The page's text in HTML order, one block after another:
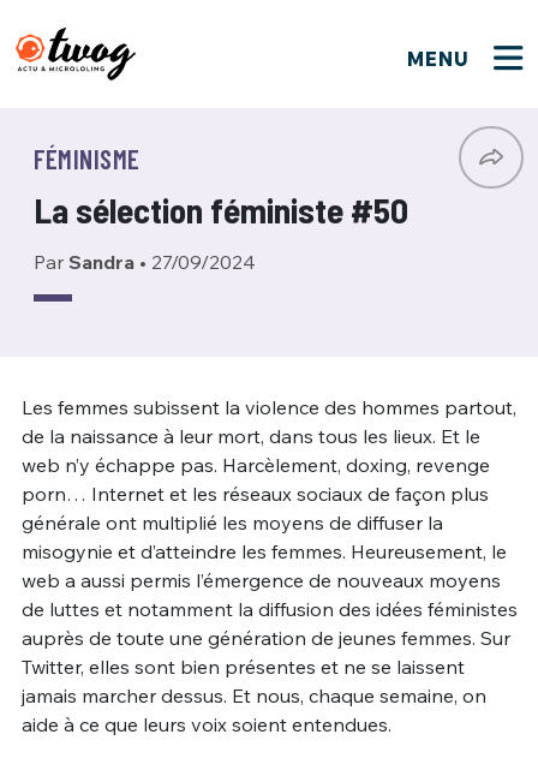
MENU
FÉMINISME
La sélection féministe #50
Par Sandra • 27/09/2024
Les femmes subissent la violence des hommes partout,
de la naissance à leur mort, dans tous les lieux. Et le
web n’y échappe pas. Harcèlement, doxing, revenge
porn… Internet et les réseaux sociaux de façon plus
générale ont multiplié les moyens de diffuser la
misogynie et d’atteindre les femmes. Heureusement, le
web a aussi permis l’émergence de nouveaux moyens
de luttes et notamment la diffusion des idées féministes
auprès de toute une génération de jeunes femmes. Sur
Twitter, elles sont bien présentes et ne se laissent
jamais marcher dessus. Et nous, chaque semaine, on
aide à ce que leurs voix soient entendues.
Bienvenue !
PSEUDO*
PASSWORD*
JE M'INSCRIS
Connexion
MOT DE PASSE Mot de passe perdu ?
CONNEXION
Que souhaitez-vous proposer ?
Quelques tweets
M'INSCRIRE
ME CONNECTER
Un Thread
C'EST PARTI